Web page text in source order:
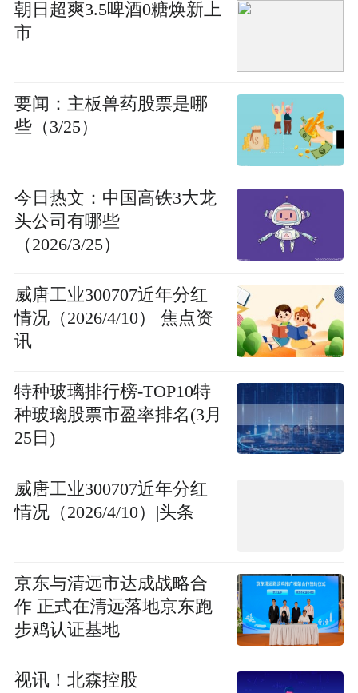
朝日超爽3.5啤酒0糖焕新上
市
要闻：主板兽药股票是哪
些（3/25）
今日热文：中国高铁3大龙
头公司有哪些
（2026/3/25）
威唐工业300707近年分红
情况（2026/4/10） 焦点资
讯
特种玻璃排行榜-TOP10特
种玻璃股票市盈率排名(3月
25日)
威唐工业300707近年分红
情况（2026/4/10）|头条
京东与清远市达成战略合
作 正式在清远落地京东跑
步鸡认证基地
视讯！北森控股